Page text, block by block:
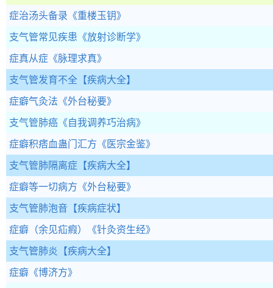
症治汤头备录 《重楼玉钥》
支气管常见疾患 《放射诊断学》
症真从症 《脉理求真》
支气管发育不全 【疾病大全】
症癖气灸法 《外台秘要》
支气管肺癌 《自我调养巧治病》
症癖积痞血蛊门汇方 《医宗金鉴》
支气管肺隔离症 【疾病大全】
症癖等一切病方 《外台秘要》
支气管肺泡音 【疾病症状】
症癖（余见疝瘕） 《针灸资生经》
支气管肺炎 【疾病大全】
症癖 《博济方》